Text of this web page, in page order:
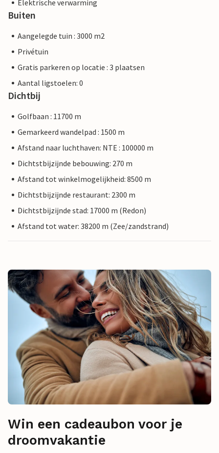
Elektrische verwarming
Buiten
Aangelegde tuin : 3000 m2
Privétuin
Gratis parkeren op locatie : 3 plaatsen
Aantal ligstoelen: 0
Dichtbij
Golfbaan : 11700 m
Gemarkeerd wandelpad : 1500 m
Afstand naar luchthaven: NTE : 100000 m
Dichtstbijzijnde bebouwing: 270 m
Afstand tot winkelmogelijkheid: 8500 m
Dichtstbijzijnde restaurant: 2300 m
Dichtstbijzijnde stad: 17000 m (Redon)
Afstand tot water: 38200 m (Zee/zandstrand)
Win een cadeaubon voor je
droomvakantie